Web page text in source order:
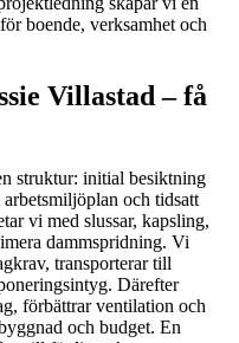
boende, verksamhet och
Villastad – få
struktur: initial besiktning
och tidsatt
vi med slussar, kapsling,
dammspridning. Vi
transporterar till
Därefter
förbättrar ventilation och
och budget. En